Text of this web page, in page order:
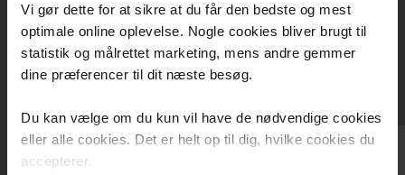
Vi gør dette for at sikre at du får den bedste og mest
optimale online oplevelse. Nogle cookies bliver brugt til
statistik og målrettet marketing, mens andre gemmer
dine præferencer til dit næste besøg.
Du kan vælge om du kun vil have de nødvendige cookies
eller alle cookies. Det er helt op til dig, hvilke cookies du
accepterer.
Relaterade produkter för DAFA
butyltejp för dubbelglas